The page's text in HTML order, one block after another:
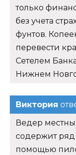
только
без учета
фунтов.
перевести
Сетелем
Нижнем
Виктория
Ведер
содержит ряд
помощью